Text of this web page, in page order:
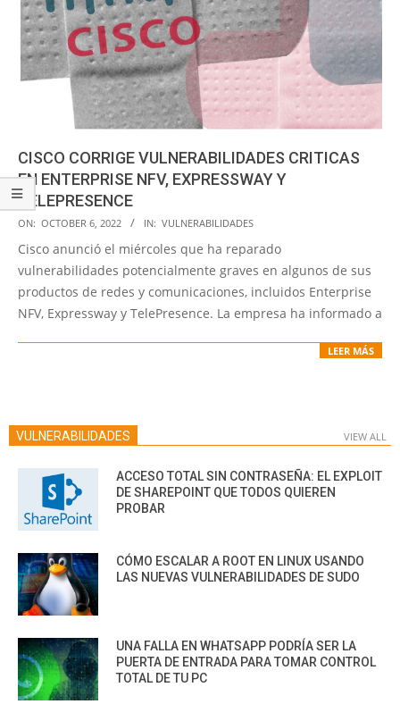
CISCO CORRIGE VULNERABILIDADES CRITICAS
EN ENTERPRISE NFV, EXPRESSWAY Y
TELEPRESENCE
2022-
10-
06
ON: OCTOBER 6, 2022 IN: VULNERABILIDADES
Cisco anunció el miércoles que ha reparado
vulnerabilidades potencialmente graves en algunos de sus
productos de redes y comunicaciones, incluidos Enterprise
NFV, Expressway y TelePresence. La empresa ha informado a
LEER MÁS
VULNERABILIDADES VIEW ALL
ACCESO TOTAL SIN CONTRASEÑA: EL EXPLOIT
DE SHAREPOINT QUE TODOS QUIEREN
PROBAR
CÓMO ESCALAR A ROOT EN LINUX USANDO
LAS NUEVAS VULNERABILIDADES DE SUDO
UNA FALLA EN WHATSAPP PODRÍA SER LA
PUERTA DE ENTRADA PARA TOMAR CONTROL
TOTAL DE TU PC